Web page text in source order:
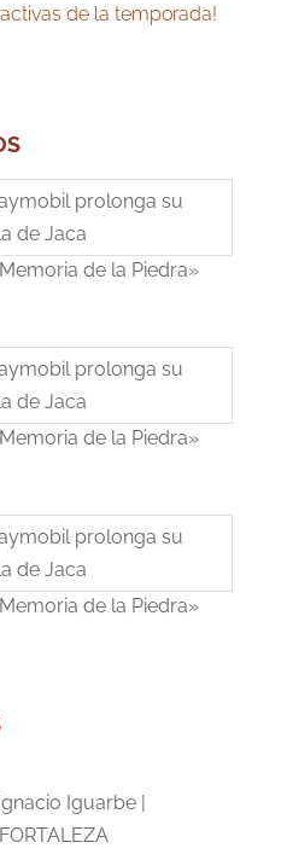
de la temporada!
de la Piedra»
de la Piedra»
de la Piedra»
Iguarbe |